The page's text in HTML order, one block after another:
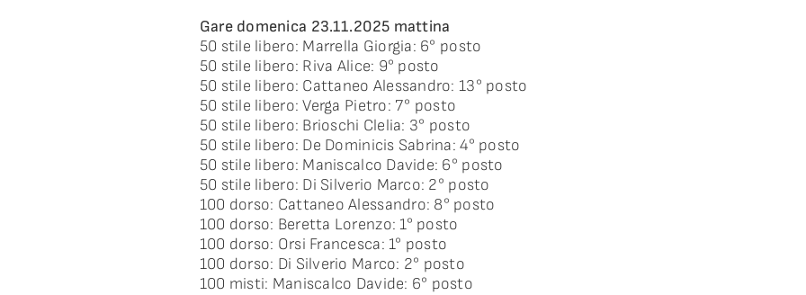
Gare domenica 23.11.2025 mattina
50 stile libero: Marrella Giorgia: 6° posto
50 stile libero: Riva Alice: 9° posto
50 stile libero: Cattaneo Alessandro: 13° posto
50 stile libero: Verga Pietro: 7° posto
50 stile libero: Brioschi Clelia: 3° posto
50 stile libero: De Dominicis Sabrina: 4° posto
50 stile libero: Maniscalco Davide: 6° posto
50 stile libero: Di Silverio Marco: 2° posto
100 dorso: Cattaneo Alessandro: 8° posto
100 dorso: Beretta Lorenzo: 1° posto
100 dorso: Orsi Francesca: 1° posto
100 dorso: Di Silverio Marco: 2° posto
100 misti: Maniscalco Davide: 6° posto